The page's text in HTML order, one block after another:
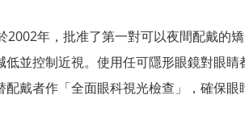
2002年，批准了第一對可以夜間配戴的
並控制近視。使用任可隱形眼鏡對眼
戴者作「全面眼科視光檢查」，確保